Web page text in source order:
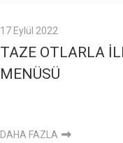
17 Eylül 2022
TAZE OTLARLA
MENÜSÜ
DAHA FAZLA